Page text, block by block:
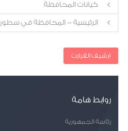
كيانات المحافظة
الرئيسية - المحافظة في سطور
ارشيف القرارت
روابط هامة
رئاسة الجمهورية